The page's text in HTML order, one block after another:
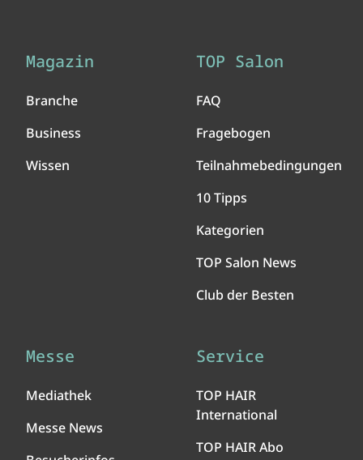
Magazin
Branche
Business
Wissen
TOP Salon
FAQ
Fragebogen
Teilnahmebedingungen
10 Tipps
Kategorien
TOP Salon News
Club der Besten
Messe
Mediathek
Messe News
Service
TOP HAIR
International
TOP HAIR Abo